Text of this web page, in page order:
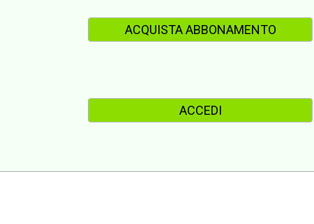
ACQUISTA ABBONAMENTO
ACCEDI